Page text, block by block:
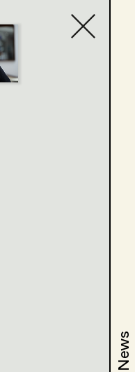
News
News